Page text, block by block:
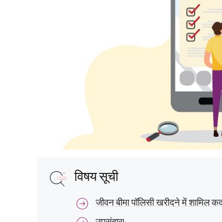
विषय सूची
जीवन बीमा पॉलिसी खरीदने में शामिल